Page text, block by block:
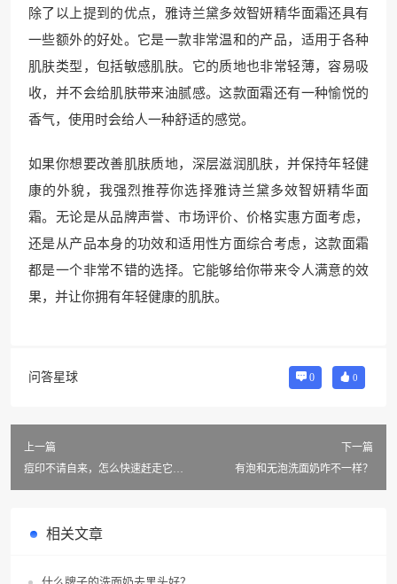
除了以上提到的优点，雅诗兰黛多效智妍精华面霜还具有
一些额外的好处。它是一款非常温和的产品，适用于各种
肌肤类型，包括敏感肌肤。它的质地也非常轻薄，容易吸
收，并不会给肌肤带来油腻感。这款面霜还有一种愉悦的
香气，使用时会给人一种舒适的感觉。
如果你想要改善肌肤质地，深层滋润肌肤，并保持年轻健
康的外貌，我强烈推荐你选择雅诗兰黛多效智妍精华面
霜。无论是从品牌声誉、市场评价、价格实惠方面考虑，
还是从产品本身的功效和适用性方面综合考虑，这款面霜
都是一个非常不错的选择。它能够给你带来令人满意的效
果，并让你拥有年轻健康的肌肤。
问答星球 0 0
上一篇
痘印不请自来，怎么快速赶走它
下一篇
有泡和无泡洗面奶咋不一样？
相关文章